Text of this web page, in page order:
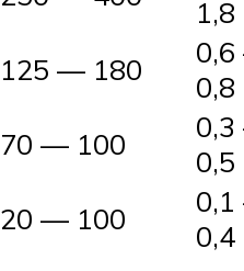
1,8
125 — 180
0,6
0,8
70 — 100
0,3
0,5
20 — 100
0,1
0,4